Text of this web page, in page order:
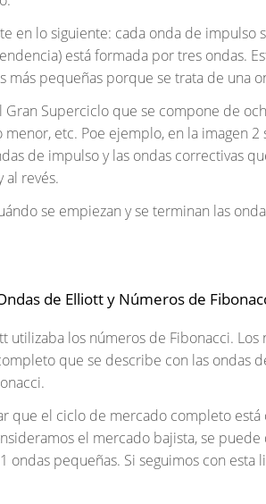
en lo siguiente: cada onda de impulso
está formada por tres ondas.
más pequeñas porque se trata de una
Superciclo que se compone de
etc. Poe ejemplo, en la imagen
de impulso y las ondas correctivas
al revés.
se empiezan y se terminan las
de Elliott y Números de
los números de Fibonacci.
que se describe con las ondas
que el ciclo de mercado completo
el mercado bajista, se
pequeñas. Si seguimos con esta